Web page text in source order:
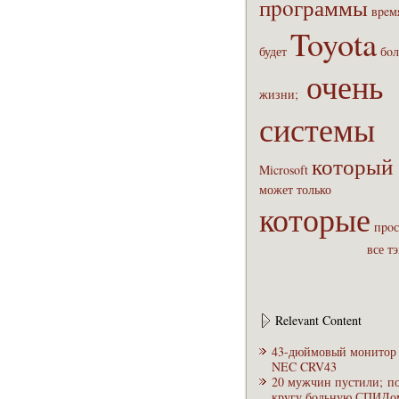
пpoграммы
будет Toyota
жизни; очень
системы
Microsoft который
может только
которые
все
Relevant Content
43-дюймовый монитор
NEC CRV43
20 мужчин пустили;